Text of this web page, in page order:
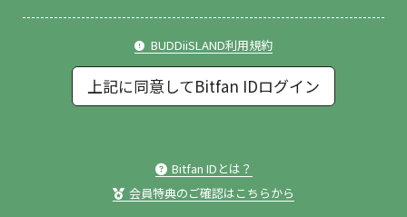
BUDDiiSLAND利用規約
上記に同意してBitfan IDログイン
Bitfan IDとは？
会員特典のご確認はこちらから